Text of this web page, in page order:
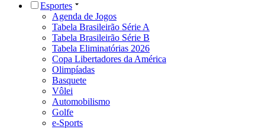
Esportes
Agenda de Jogos
Tabela Brasileirão Série A
Tabela Brasileirão Série B
Tabela Eliminatórias 2026
Copa Libertadores da América
Olimpíadas
Basquete
Vôlei
Automobilismo
Golfe
e-Sports